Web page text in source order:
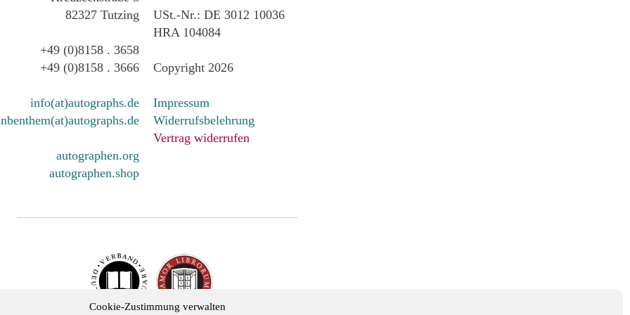
Cookie-Zustimmung verwalten
82327 Tutzing
+49 (0)8158 . 3658
+49 (0)8158 . 3666
info(at)autographs.de
autographen.org
autographen.shop
USt.-Nr.: DE 3012 10036
HRA 104084
Copyright 2026
Impressum
Widerrufsbelehrung
Vertrag widerrufen